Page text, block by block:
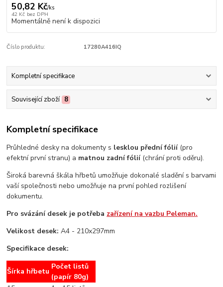
50,82 Kč/ks
42 Kč bez DPH
Momentálně není k dispozici
Číslo produktu: 17280A416IQ
Kompletní specifikace
Související zboží 8
Kompletní specifikace
Průhledné desky na dokumenty s lesklou přední fólií (pro
efektní první stranu) a matnou zadní fólií(chrání proti oděru).
Široká barevná škála hřbetů umožňuje dokonalé sladění s barvami
vaší společnosti nebo umožňuje na první pohled rozlišení
dokumentu.
Pro svázání desek je potřeba zařízení na vazbu Peleman.
Velikost desek: A4 - 210x297mm
Specifikace desek:
Šírka hřbetu
Počet listů
(papír 80g)